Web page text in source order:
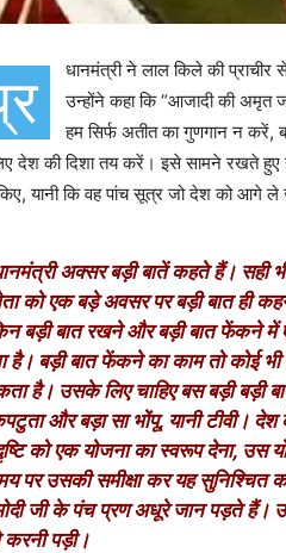
धानमंत्री ने लाल किले की प्राचीर
उन्होंने कहा कि “आजादी की अमृत
हम सिर्फ अतीत का गुणगान न करें,
देश की दिशा तय करें। इसे सामने रखते हुए
यानी कि वह पांच सूत्र जो देश को आगे
अक्सर बड़ी बातें कहते हैं। सही
को एक बड़े अवसर पर बड़ी बात ही
बड़ी बात रखने और बड़ी बात फेंकने में
है। बड़ी बात फेंकने का काम तो कोई
है। उसके लिए चाहिए बस बड़ी बड़ी
और बड़ा सा भोंपू, यानी टीवी।
को एक योजना का स्वरूप देना, उस
पर उसकी समीक्षा कर यह सुनिश्चित
जी के पंच प्रण अधूरे जान पड़ते हैं।
पड़ी।